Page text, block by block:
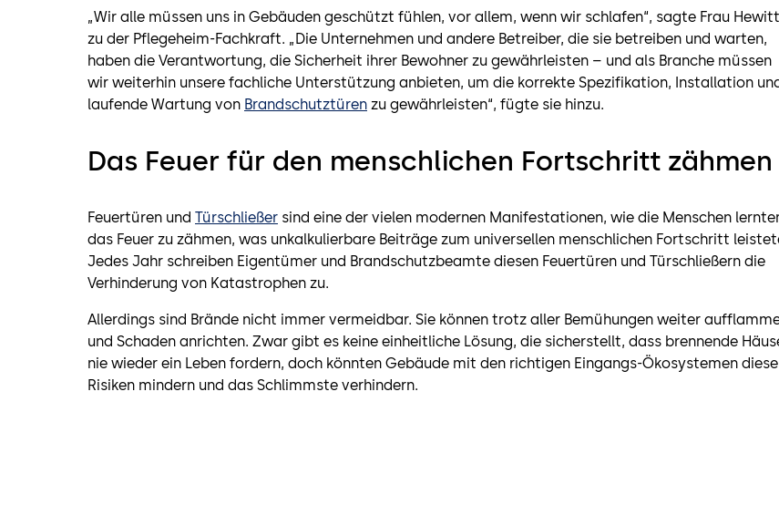
„Wir alle müssen uns in Gebäuden geschützt fühlen, vor allem, wenn wir schlafen“, sagte Frau Hewitt
zu der Pflegeheim-Fachkraft. „Die Unternehmen und andere Betreiber, die sie betreiben und warten,
haben die Verantwortung, die Sicherheit ihrer Bewohner zu gewährleisten – und als Branche müssen
wir weiterhin unsere fachliche Unterstützung anbieten, um die korrekte Spezifikation, Installation
laufende Wartung von Brandschutztüren zu gewährleisten“, fügte sie hinzu.
Das Feuer für den menschlichen Fortschritt zähmen
Feuertüren und Türschließer sind eine der vielen modernen Manifestationen, wie die Menschen
das Feuer zu zähmen, was unkalkulierbare Beiträge zum universellen menschlichen Fortschritt
Jedes Jahr schreiben Eigentümer und Brandschutzbeamte diesen Feuertüren und Türschließern die
Verhinderung von Katastrophen zu.
Allerdings sind Brände nicht immer vermeidbar. Sie können trotz aller Bemühungen weiter
und Schaden anrichten. Zwar gibt es keine einheitliche Lösung, die sicherstellt, dass brennende
nie wieder ein Leben fordern, doch könnten Gebäude mit den richtigen Eingangs-Ökosystemen diese
Risiken mindern und das Schlimmste verhindern.